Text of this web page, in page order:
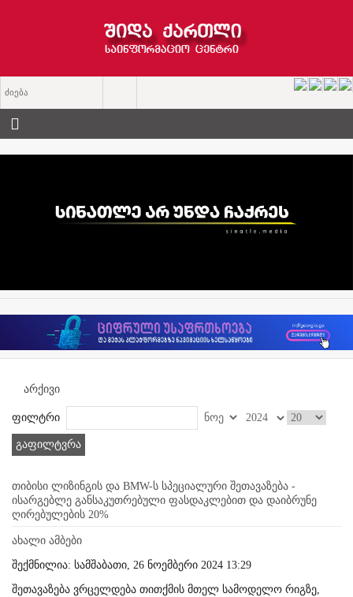
არქივი
ფილტრი
გაფილტვრა
თიბისი ლიზინგის და BMW-ს სპეციალური შეთავაზება -
ისარგებლე განსაკუთრებული ფასდაკლებით და დაიბრუნე
ღირებულების 20%
ახალი ამბები
შექმნილია: სამშაბათი, 26 ნოემბერი 2024 13:29
შეთავაზება ვრცელდება თითქმის მთელ სამოდელო რიგზე,